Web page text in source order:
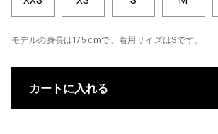
モデルの身長は175 cmで、着用サイズはSです。
カートに入れる